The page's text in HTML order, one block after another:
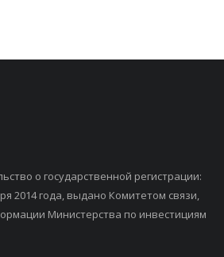
о государственной регистрации:
2014 года, выдано Комитетом связи,
Министерства по инвестициям